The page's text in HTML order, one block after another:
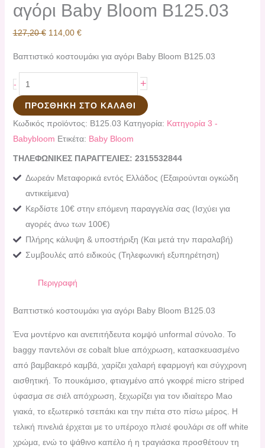
αγόρι Baby Bloom B125.03
127,20€ 114,00 €
Βαπτιστικό κοστουμάκι για αγόρι Baby Bloom B125.03
- +
ΠΡΟΣΘΉΚΗ ΣΤΟ ΚΑΛΆΘΙ
Κωδικός προϊόντος: B125.03 Κατηγορία: Κατηγορία 3 -
Babybloom Ετικέτα: Baby Bloom
ΤΗΛΕΦΩΝΙΚΕΣ ΠΑΡΑΓΓΕΛΙΕΣ: 2315532844
Δωρεάν Μεταφορικά εντός Ελλάδος (Εξαιρούνται ογκώδη
αντικείμενα)
Κερδίστε 10€ στην επόμενη παραγγελία σας (Ισχύει για
αγορές άνω των 100€)
Πλήρης κάλυψη & υποστήριξη (Και μετά την παραλαβή)
Συμβουλές από ειδικούς (Τηλεφωνική εξυπηρέτηση)
Περιγραφή
Βαπτιστικό κοστουμάκι για αγόρι Baby Bloom B125.03
Ένα μοντέρνο και ανεπιτήδευτα κομψό unformal σύνολο. Το
baggy παντελόνι σε cobalt blue απόχρωση, κατασκευασμένο
από βαμβακερό καμβά, χαρίζει χαλαρή εφαρμογή και σύγχρονη
αισθητική. Το πουκάμισο, φτιαγμένο από γκοφρέ micro striped
ύφασμα σε σιέλ απόχρωση, ξεχωρίζει για τον ιδιαίτερο Mao
γιακά, το εξωτερικό τσεπάκι και την πιέτα στο πίσω μέρος. Η
τελική πινελιά έρχεται με το υπέροχο πλισέ φουλάρι σε off white
χρώμα, ενώ το ψάθινο καπέλο ή η τραγιάσκα προσθέτουν τη